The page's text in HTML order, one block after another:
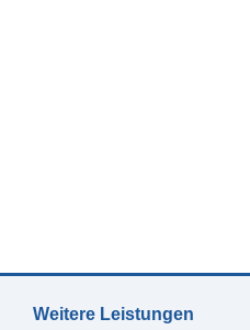
Weitere Leistungen